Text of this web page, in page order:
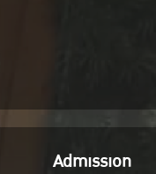
Admission